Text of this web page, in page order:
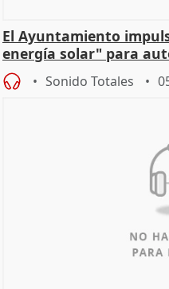
El Ayuntamiento
energía solar" para
Sonido Totales